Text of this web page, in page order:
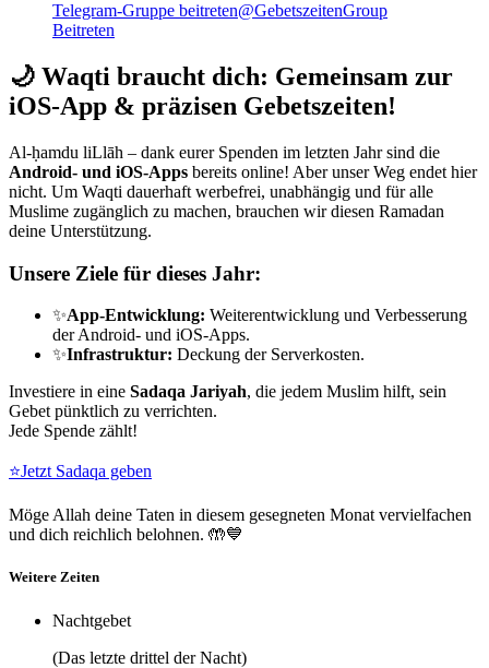
Telegram-Gruppe beitreten@GebetszeitenGroup
Beitreten
🌙 Waqti braucht dich: Gemeinsam zur
iOS-App & präzisen Gebetszeiten!
Al-ḥamdu liLlāh – dank eurer Spenden im letzten Jahr sind die
Android- und iOS-Apps bereits online! Aber unser Weg endet hier
nicht. Um Waqti dauerhaft werbefrei, unabhängig und für alle
Muslime zugänglich zu machen, brauchen wir diesen Ramadan
deine Unterstützung.
Unsere Ziele für dieses Jahr:
✨App-Entwicklung: Weiterentwicklung und Verbesserung
der Android- und iOS-Apps.
✨Infrastruktur: Deckung der Serverkosten.
Investiere in eine Sadaqa Jariyah, die jedem Muslim hilft, sein
Gebet pünktlich zu verrichten.
Jede Spende zählt!
⭐Jetzt Sadaqa geben
Möge Allah deine Taten in diesem gesegneten Monat vervielfachen
und dich reichlich belohnen. 🤲💙
Weitere Zeiten
Nachtgebet
(Das letzte drittel der Nacht)